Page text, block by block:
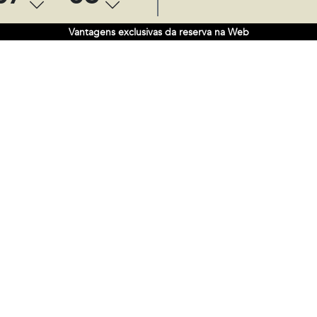
Vantagens exclusivas da reserva na Web